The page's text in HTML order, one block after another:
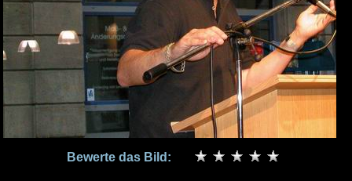
Bewerte das Bild: